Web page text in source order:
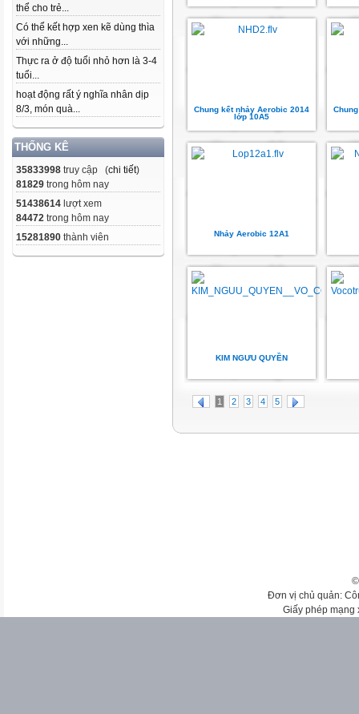
thể cho trẻ...
Có thể kết hợp xen kẽ dùng thìa
với những...
Thực ra ở độ tuổi nhỏ hơn là 3-4
tuổi...
hoạt động rất ý nghĩa nhân dịp
8/3, món quà...
THỐNG KÊ
35833998 truy cập (chi tiết)
81829 trong hôm nay
51438614 lượt xem
84472 trong hôm nay
15281890 thành viên
Chung kết nhảy Aerobic 2014
lớp 10A5
Nhảy Aerobic 12A1
KIM NGƯU QUYỀN
1 2 3 4 5
Đơn vị chủ quản:
Giấy phép mạng